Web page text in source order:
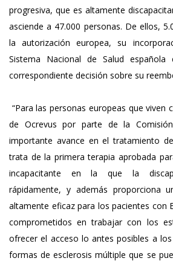
progresiva, que es altamente
asciende a 47.000 personas. De ellos,
la autorización europea, su
Sistema Nacional de Salud
correspondiente decisión sobre su
“Para las personas europeas que viven
de Ocrevus por parte de la
importante avance en el tratamiento
trata de la primera terapia aprobada
incapacitante en la que la
rápidamente, y además proporciona
altamente eficaz para los pacientes con
comprometidos en trabajar con los
ofrecer el acceso lo antes posibles a
formas de esclerosis múltiple que se